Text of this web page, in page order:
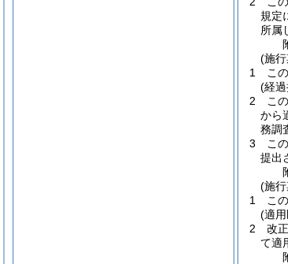
規定
所属
(施
1
こ
(経
2
こ
から
務調
3
こ
提出
(施
1
こ
(適
2
改
て適